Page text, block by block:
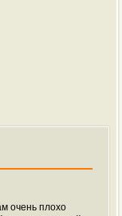
очень плохо